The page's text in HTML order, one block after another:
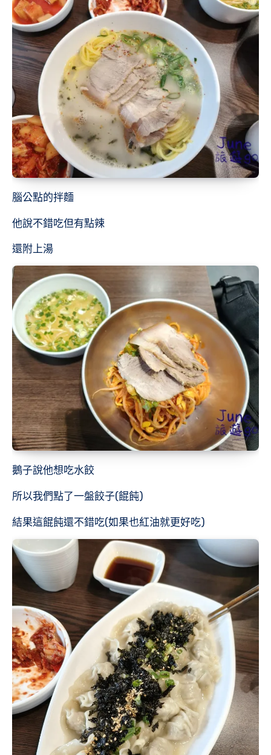
腦公點的拌麵
他說不錯吃但有點辣
還附上湯
鵝子說他想吃水餃
所以我們點了一盤餃子(餛飩)
結果這餛飩還不錯吃(如果也紅油就更好吃)